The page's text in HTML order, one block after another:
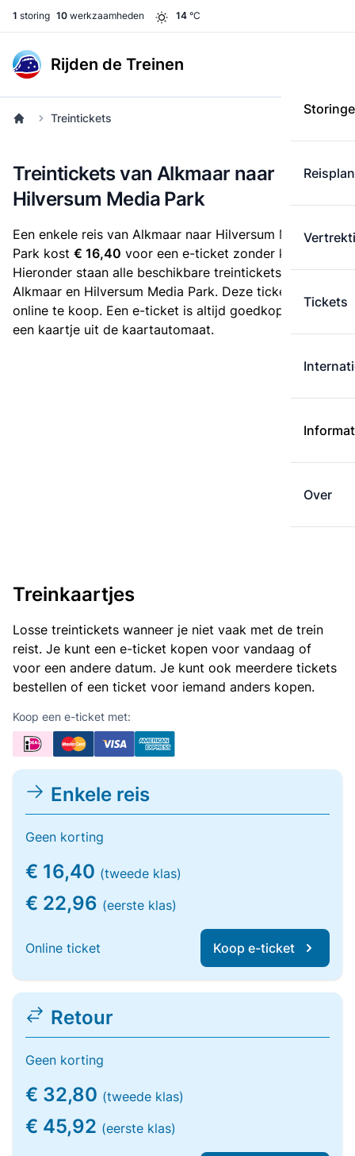
1 storing 10 werkzaamheden 14 °C
Rijden de Treinen
Tickets
Over
Treintickets
Treintickets van Alkmaar naar
Hilversum Media Park
Een enkele reis van Alkmaar naar Hilversum Media
Park kost € 16,40 voor een e-ticket zonder korting.
Hieronder staan alle beschikbare treintickets tussen
Alkmaar en Hilversum Media Park. Deze tickets zijn
online te koop. Een e-ticket is altijd goedkoper dan
een kaartje uit de kaartautomaat.
Treinkaartjes
Losse treintickets wanneer je niet vaak met de trein
reist. Je kunt een e-ticket kopen voor vandaag of
voor een andere datum. Je kunt ook meerdere tickets
bestellen of een ticket voor iemand anders kopen.
Koop een e-ticket met:
Enkele reis
Geen korting
€ 16,40 (tweede klas)
€ 22,96 (eerste klas)
Online ticket Koop e-ticket
Retour
Geen korting
€ 32,80 (tweede klas)
€ 45,92 (eerste klas)